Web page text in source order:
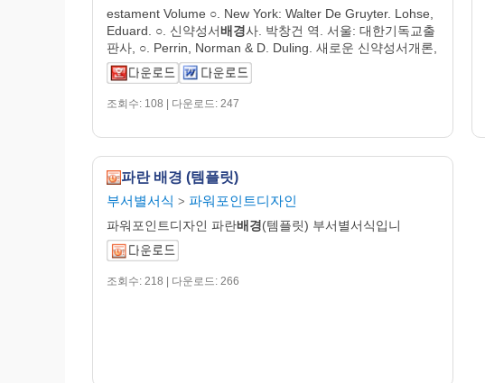
estament Volume ○. New York: Walter De Gruyter. Lohse,
Eduard. ○. 신약성서배경사. 박창건 역. 서울: 대한기독교출
판사, ○. Perrin, Norman & D. Duling. 새로운 신약성서개론,
조회수: 108 | 다운로드: 247
파란 배경 (템플릿)
부서별서식 > 파워포인트디자인
파워포인트디자인 파란배경(템플릿) 부서별서식입니
조회수: 218 | 다운로드: 266